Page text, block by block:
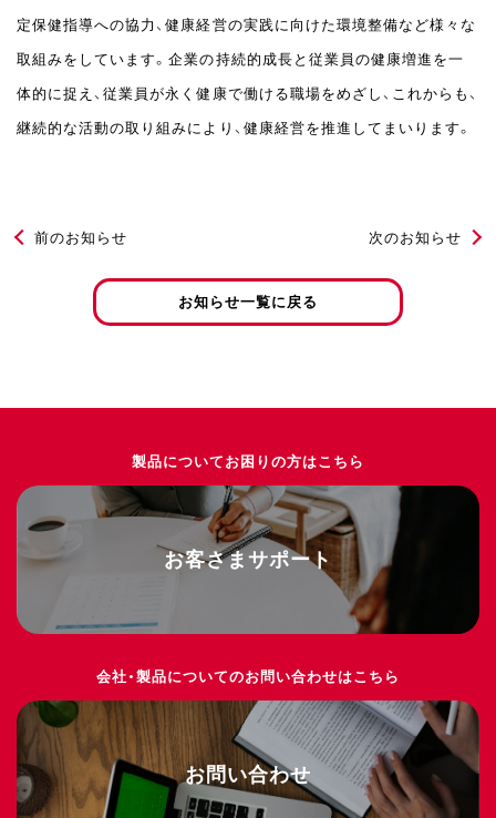
定保健指導への協力、健康経営の実践に向けた環境整備など様々な
取組みをしています。企業の持続的成長と従業員の健康増進を一
体的に捉え、従業員が永く健康で働ける職場をめざし、これからも、
継続的な活動の取り組みにより、健康経営を推進してまいります。
前のお知らせ 次のお知らせ
お知らせ一覧に戻る
製品についてお困りの方はこちら
お客さまサポート
会社・製品についてのお問い合わせはこちら
お問い合わせ